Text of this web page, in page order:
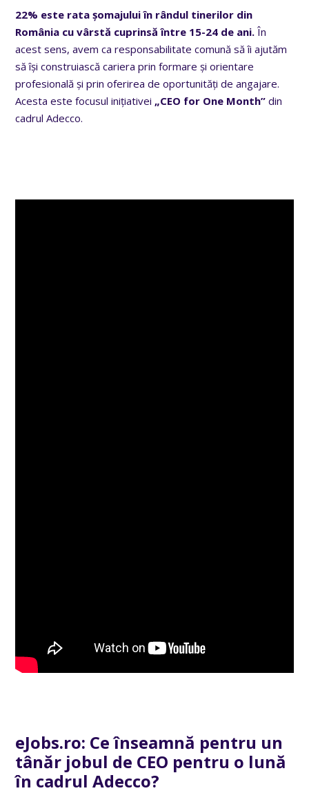
22% este rata șomajului în rândul tinerilor din
România cu vârstă cuprinsă între 15-24 de ani. În
acest sens, avem ca responsabilitate comună să îi ajutăm
să își construiască cariera prin formare și orientare
profesională și prin oferirea de oportunități de angajare.
Acesta este focusul inițiativei „CEO for One Month”din
cadrul Adecco.
eJobs.ro: Ce înseamnă pentru un
tânăr jobul de CEO pentru o lună
în cadrul Adecco?